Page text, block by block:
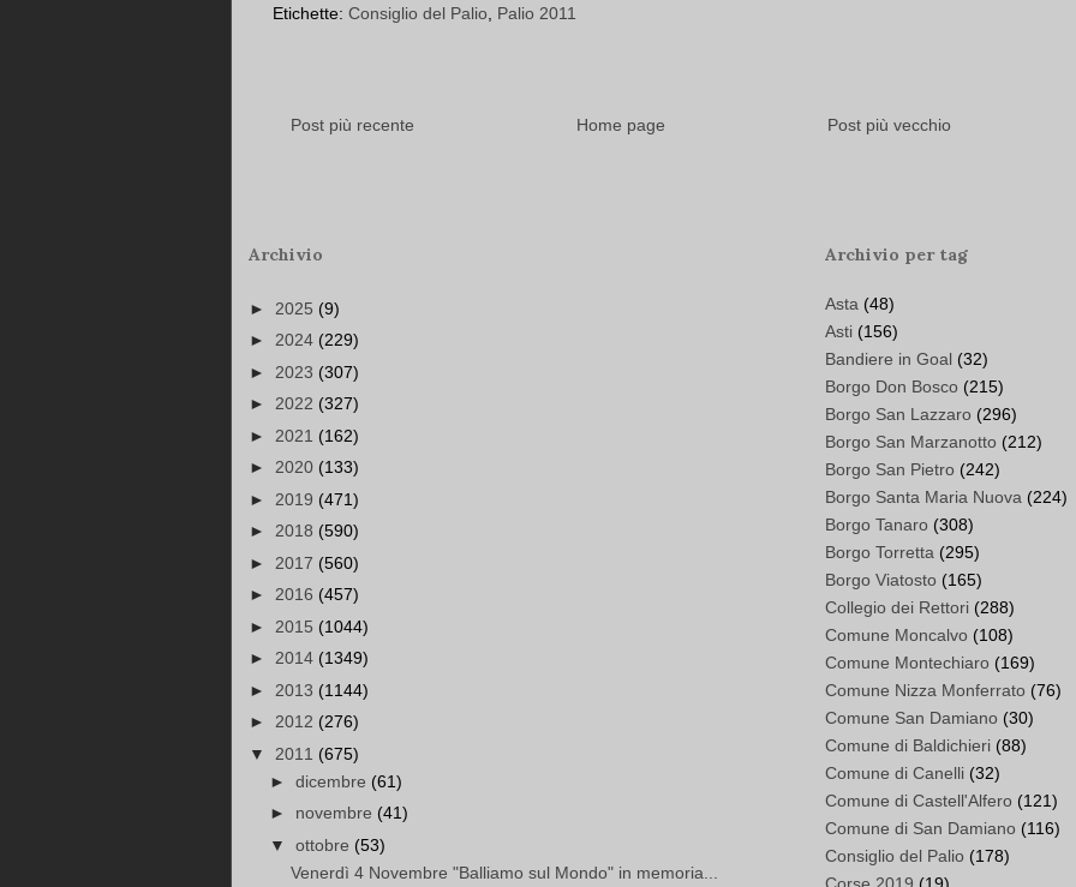
Etichette: Consiglio del Palio, Palio 2011
Post più recente Post più vecchio
Home page
Archivio
► 2025 (9)
► 2024 (229)
► 2023 (307)
► 2022 (327)
► 2021 (162)
► 2020 (133)
► 2019 (471)
► 2018 (590)
► 2017 (560)
► 2016 (457)
► 2015 (1044)
► 2014 (1349)
► 2013 (1144)
► 2012 (276)
▼ 2011 (675)
► dicembre (61)
► novembre (41)
▼ ottobre (53)
Venerdì 4 Novembre "Balliamo sul Mondo" in memoria...
Archivio per tag
Asta (48)
Asti (156)
Bandiere in Goal (32)
Borgo Don Bosco (215)
Borgo San Lazzaro (296)
Borgo San Marzanotto (212)
Borgo San Pietro (242)
Borgo Santa Maria Nuova (224)
Borgo Tanaro (308)
Borgo Torretta (295)
Borgo Viatosto (165)
Collegio dei Rettori (288)
Comune Moncalvo (108)
Comune Montechiaro (169)
Comune Nizza Monferrato (76)
Comune San Damiano (30)
Comune di Baldichieri (88)
Comune di Canelli (32)
Comune di Castell'Alfero (121)
Comune di San Damiano (116)
Consiglio del Palio (178)